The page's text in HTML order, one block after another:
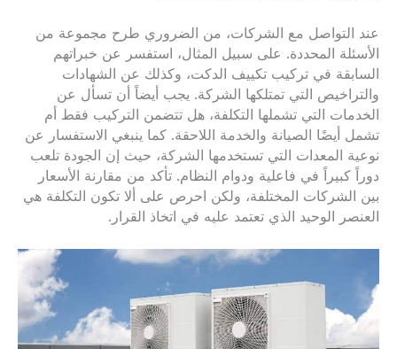
عند التواصل مع الشركات، من الضروري طرح مجموعة من
الأسئلة المحددة. على سبيل المثال، استفسر عن خبراتهم
السابقة في تركيب تكييف الدكت، وكذلك عن الشهادات
والتراخيص التي تمتلكها الشركة. يجب أيضاً أن تسأل عن
الخدمات التي تشملها التكلفة، هل تتضمن التركيب فقط أم
تشمل أيضًا الصيانة والخدمة اللاحقة. كما ينبغي الاستفسار عن
نوعية المعدات التي تستخدمها الشركة، حيث إن الجودة تلعب
دوراً كبيراً في فاعلية ودوام النظام. تأكد من مقارنة الأسعار
بين الشركات المختلفة، ولكن احرص على ألا تكون التكلفة هي
العنصر الوحيد الذي تعتمد عليه في اتخاذ القرار.